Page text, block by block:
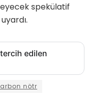
spekülatif
edilen
nötr